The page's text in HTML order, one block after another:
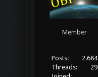
Member
Posts:
2.684
Threads:
29